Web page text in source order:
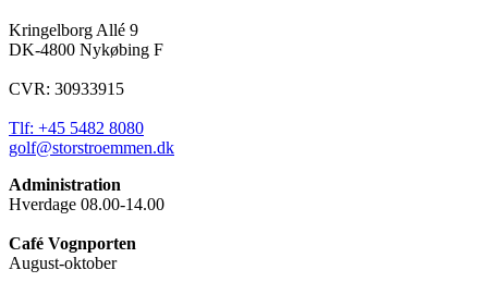
Kringelborg Allé 9
DK-4800 Nykøbing F
CVR: 30933915
Tlf: +45 5482 8080
golf@storstroemmen.dk
Administration
Hverdage 08.00-14.00
Café Vognporten
August-oktober